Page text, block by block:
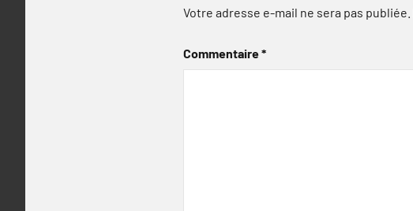
Votre adresse e-mail ne sera pas publiée.
Commentaire*